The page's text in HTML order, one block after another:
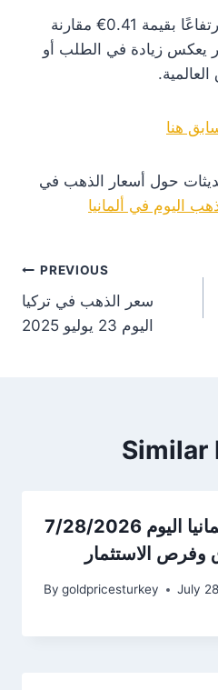
شهد سعر الذهب عيار 21 ارتفاعًا بقيمة 0.41€ مقارنة
يعكس زيادة في الطلب أو
هنا
حول أسعار الذهب في
اليوم في ألمانيا
PREVIOUS
سعر الذهب في تركيا
اليوم 23 يوليو 2025
Similar
أسعار الذهب في ألمانيا اليوم 7/28/2026
وفرص الاستثمار
By goldpricesturkey July